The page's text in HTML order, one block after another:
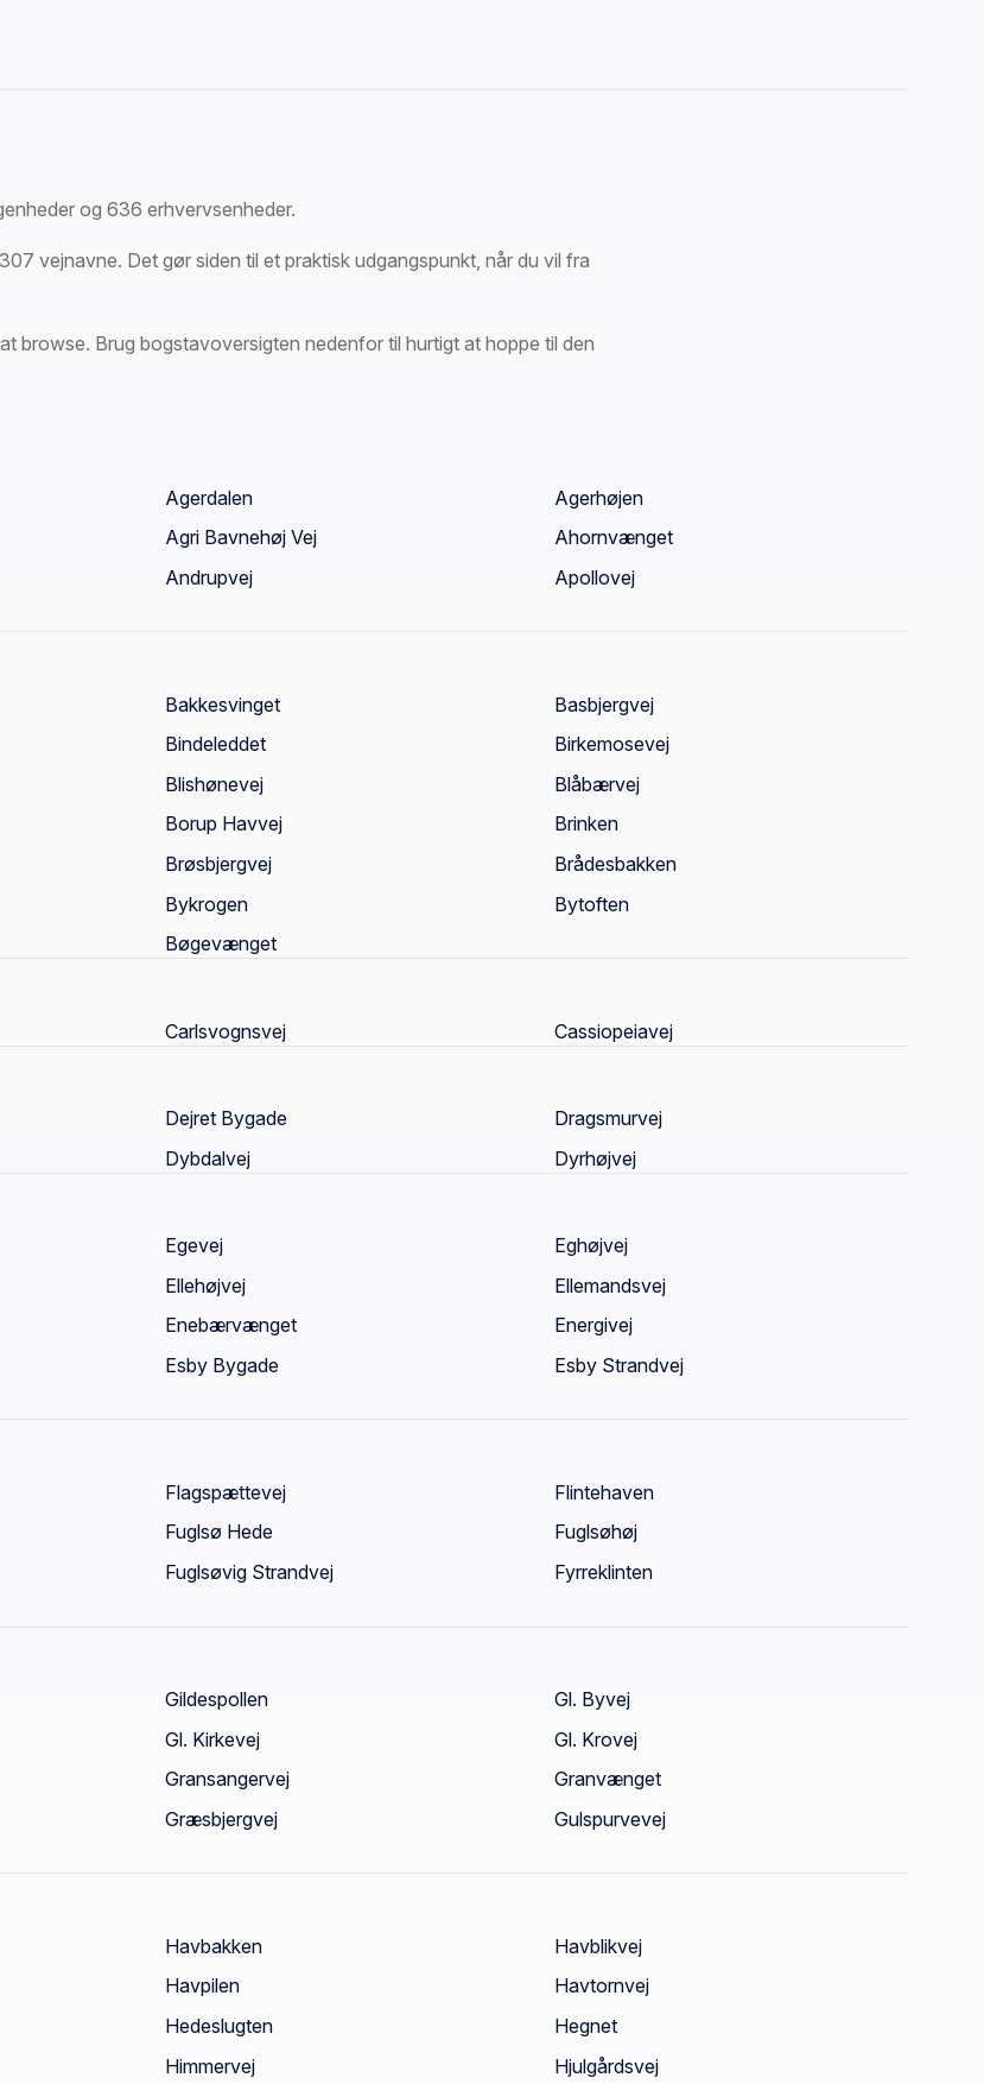
og 636 erhvervsenheder.
vejnavne. Det gør siden til et praktisk udgangspunkt, når du vil fra
browse. Brug bogstavoversigten nedenfor til hurtigt at hoppe til den
Agerdalen
Agerhøjen
Agri Bavnehøj Vej
Ahornvænget
Andrupvej
Apollovej
Bakkesvinget
Basbjergvej
Bindeleddet
Birkemosevej
Blishønevej
Blåbærvej
Borup Havvej
Brinken
Brøsbjergvej
Brådesbakken
Bykrogen
Bytoften
Bøgevænget
Carlsvognsvej Cassiopeiavej
Dejret Bygade
Dragsmurvej
Dybdalvej Dyrhøjvej
Egevej
Eghøjvej
Ellehøjvej
Ellemandsvej
Enebærvænget
Energivej
Esby Bygade
Esby Strandvej
Flagspættevej
Flintehaven
Fuglsø Hede
Fuglsøhøj
Fuglsøvig Strandvej
Fyrreklinten
Gildespollen
Gl. Byvej
Gl. Kirkevej
Gl. Krovej
Gransangervej
Granvænget
Græsbjergvej
Gulspurvevej
Havbakken
Havblikvej
Havpilen
Havtornvej
Hedeslugten
Hegnet
Himmervej
Hjulgårdsvej